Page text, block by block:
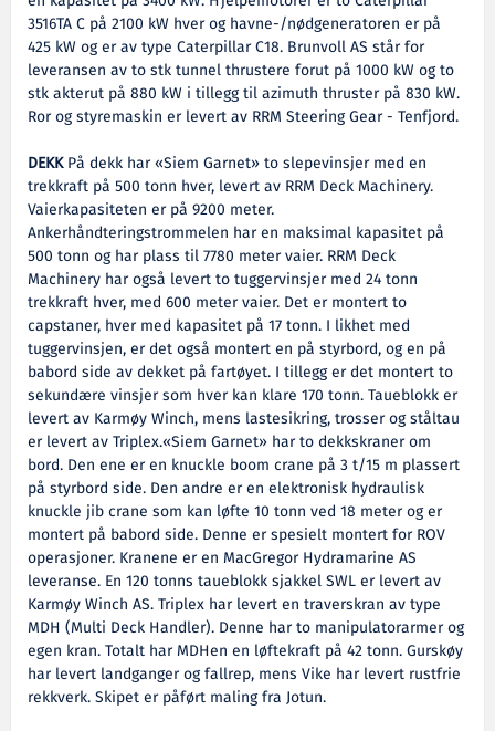
3516TA C på 2100 kW hver og havne-/nødgeneratoren er på
425 kW og er av type Caterpillar C18. Brunvoll AS står for
leveransen av to stk tunnel thrustere forut på 1000 kW og to
stk akterut på 880 kW i tillegg til azimuth thruster på 830 kW.
Ror og styremaskin er levert av RRM Steering Gear - Tenfjord.
DEKKPå dekk har «Siem Garnet» to slepevinsjer med en
trekkraft på 500 tonn hver, levert av RRM Deck Machinery.
Vaierkapasiteten er på 9200 meter.
Ankerhåndteringstrommelen har en maksimal kapasitet på
500 tonn og har plass til 7780 meter vaier. RRM Deck
Machinery har også levert to tuggervinsjer med 24 tonn
trekkraft hver, med 600 meter vaier. Det er montert to
capstaner, hver med kapasitet på 17 tonn. I likhet med
tuggervinsjen, er det også montert en på styrbord, og en på
babord side av dekket på fartøyet. I tillegg er det montert to
sekundære vinsjer som hver kan klare 170 tonn. Taueblokk er
levert av Karmøy Winch, mens lastesikring, trosser og ståltau
er levert av Triplex.«Siem Garnet» har to dekkskraner om
bord. Den ene er en knuckle boom crane på 3 t/15 m plassert
på styrbord side. Den andre er en elektronisk hydraulisk
knuckle jib crane som kan løfte 10 tonn ved 18 meter og er
montert på babord side. Denne er spesielt montert for ROV
operasjoner. Kranene er en MacGregor Hydramarine AS
leveranse. En 120 tonns taueblokk sjakkel SWL er levert av
Karmøy Winch AS. Triplex har levert en traverskran av type
MDH (Multi Deck Handler). Denne har to manipulatorarmer og
egen kran. Totalt har MDHen en løftekraft på 42 tonn. Gurskøy
har levert landganger og fallrep, mens Vike har levert rustfrie
rekkverk. Skipet er påført maling fra Jotun.